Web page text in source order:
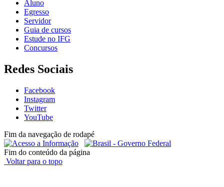
Aluno
Egresso
Servidor
Guia de cursos
Estude no IFG
Concursos
Redes Sociais
Facebook
Instagram
Twitter
YouTube
Fim da navegação de rodapé
Fim do conteúdo da página
Voltar para o topo